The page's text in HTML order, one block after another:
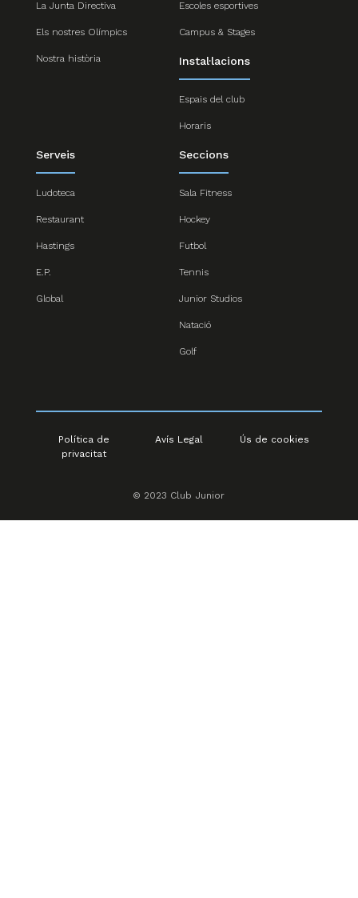
La Junta Directiva
Els nostres Olímpics
Nostra història
Escoles esportives
Campus & Stages
Instal·lacions
Espais del club
Horaris
Serveis
Ludoteca
Restaurant
Hastings
E.P.
Global
Seccions
Sala Fitness
Hockey
Futbol
Tennis
Junior Studios
Natació
Golf
Política de
privacitat
Avís Legal Ús de cookies
© 2023 Club Junior